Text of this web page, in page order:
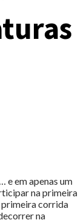
e em apenas um
na primeira
primeira corrida
na